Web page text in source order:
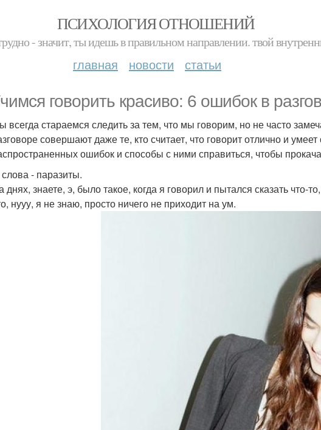
ПСИХОЛОГИЯ ОТНОШЕНИЙ
- значит, ты идешь в правильном направлении. твой
главная новости статьи
говорить красиво: 6 ошибок в
всегда стараемся следить за тем, что мы говорим, но не часто
совершают даже те, кто считает, что говорит отлично и
ошибок и способы с ними справиться, чтобы
слова - паразиты.
днях, знаете, э, было такое, когда я говорил и пытался сказать что-
нууу, я не знаю, просто ничего не приходит на ум.